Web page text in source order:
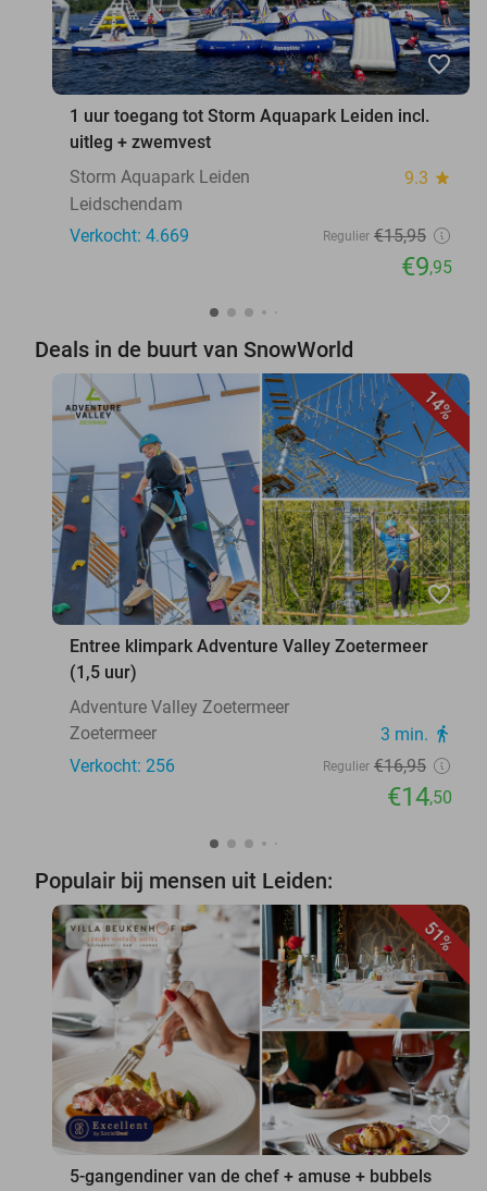
favorite_border
1 uur toegang tot Storm Aquapark Leiden incl.
uitleg + zwemvest
Storm Aquapark Leiden
9.3 star
Leidschendam
Verkocht: 4.669
Regulier €15,95
€9,95
Deals in de buurt van SnowWorld
14%
favorite_border
Entree klimpark Adventure Valley Zoetermeer
(1,5 uur)
Adventure Valley Zoetermeer
Zoetermeer
3 min. directions_walk
Verkocht: 256 Regulier €16,95
€14,50
Populair bij mensen uit Leiden:
51%
favorite_border
5-gangendiner van de chef + amuse + bubbels